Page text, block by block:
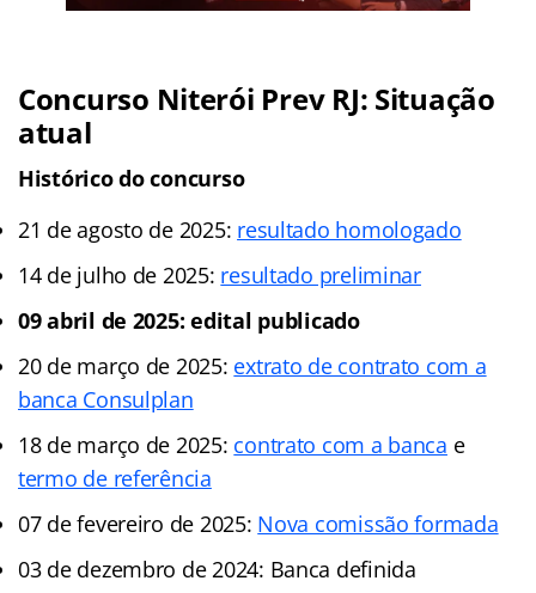
Concurso Niterói Prev RJ: Situação
atual
Histórico do concurso
21 de agosto de 2025: resultado homologado
14 de julho de 2025: resultado preliminar
09 abril de 2025: edital publicado
20 de março de 2025: extrato de contrato com a
banca Consulplan
18 de março de 2025: contrato com a banca e
termo de referência
07 de fevereiro de 2025: Nova comissão formada
03 de dezembro de 2024: Banca definida